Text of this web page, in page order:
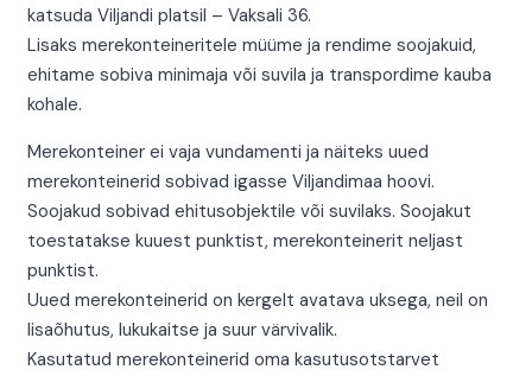
katsuda Viljandi platsil – Vaksali 36.
Lisaks merekonteineritele müüme ja rendime soojakuid,
ehitame sobiva minimaja või suvila ja transpordime kauba
kohale.
Merekonteiner ei vaja vundamenti ja näiteks uued
merekonteinerid sobivad igasse Viljandimaa hoovi.
Soojakud sobivad ehitusobjektile või suvilaks. Soojakut
toestatakse kuuest punktist, merekonteinerit neljast
punktist.
Uued merekonteinerid on kergelt avatava uksega, neil on
lisaõhutus, lukukaitse ja suur värvivalik.
Kasutatud merekonteinerid oma kasutusotstarvet